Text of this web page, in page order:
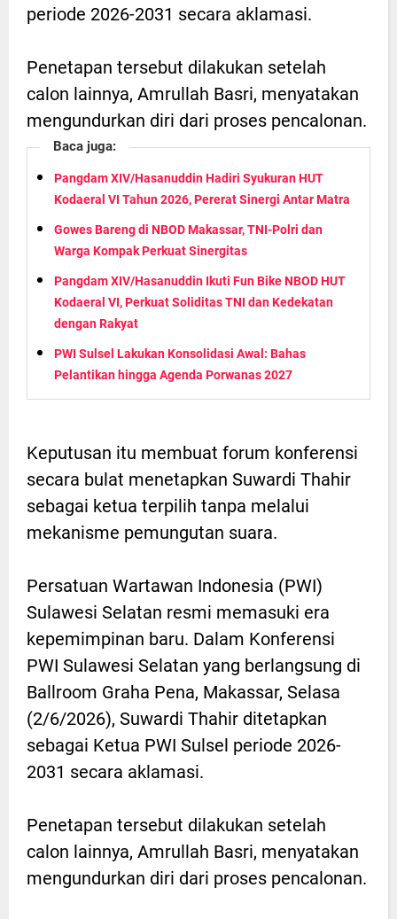
periode 2026-2031 secara aklamasi.
Penetapan tersebut dilakukan setelah
calon lainnya, Amrullah Basri, menyatakan
mengundurkan diri dari proses pencalonan.
Baca juga:
Pangdam XIV/Hasanuddin Hadiri Syukuran HUT
Kodaeral VI Tahun 2026, Pererat Sinergi Antar Matra
Gowes Bareng di NBOD Makassar, TNI-Polri dan
Warga Kompak Perkuat Sinergitas
Pangdam XIV/Hasanuddin Ikuti Fun Bike NBOD HUT
Kodaeral VI, Perkuat Soliditas TNI dan Kedekatan
dengan Rakyat
PWI Sulsel Lakukan Konsolidasi Awal: Bahas
Pelantikan hingga Agenda Porwanas 2027
Keputusan itu membuat forum konferensi
secara bulat menetapkan Suwardi Thahir
sebagai ketua terpilih tanpa melalui
mekanisme pemungutan suara.
Persatuan Wartawan Indonesia (PWI)
Sulawesi Selatan resmi memasuki era
kepemimpinan baru. Dalam Konferensi
PWI Sulawesi Selatan yang berlangsung di
Ballroom Graha Pena, Makassar, Selasa
(2/6/2026), Suwardi Thahir ditetapkan
sebagai Ketua PWI Sulsel periode 2026-
2031 secara aklamasi.
Penetapan tersebut dilakukan setelah
calon lainnya, Amrullah Basri, menyatakan
mengundurkan diri dari proses pencalonan.